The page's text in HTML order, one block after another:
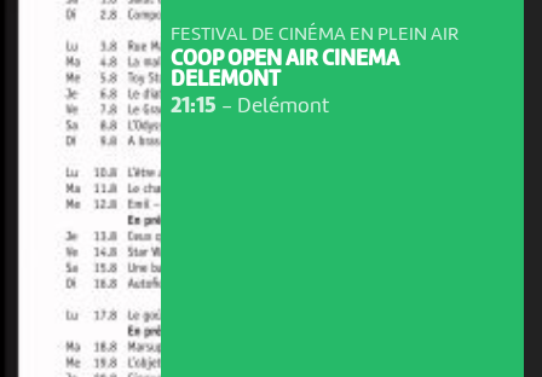
FESTIVAL DE CINÉMA EN PLEIN AIR
COOP OPEN AIR CINEMA
DELEMONT
21:15 - Delémont